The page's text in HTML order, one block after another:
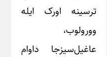
ترسینه اورک ایله
وورولوب،
عاغیل‌سیزجا داوام